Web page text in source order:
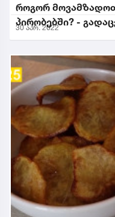
როგორ
პირობებში? -
30 აპრ. 2022